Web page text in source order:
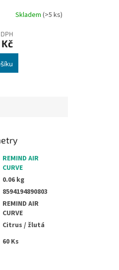
Skladem (>5 ks)
REMIND AIR
CURVE
0.06 kg
8594194890803
REMIND AIR
CURVE
Citrus / žlutá
60 Ks